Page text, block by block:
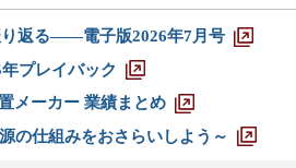
り返る――電子版2026年7月号
プレイバック
メーカー 業績まとめ
の仕組みをおさらいしよう～